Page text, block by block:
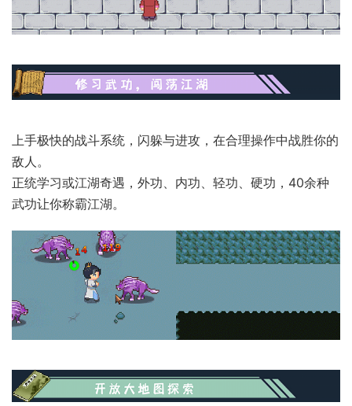
上手极快的战斗系统，闪躲与进攻，在合理操作中战胜你的
敌人。
正统学习或江湖奇遇，外功、内功、轻功、硬功，40余种
武功让你称霸江湖。